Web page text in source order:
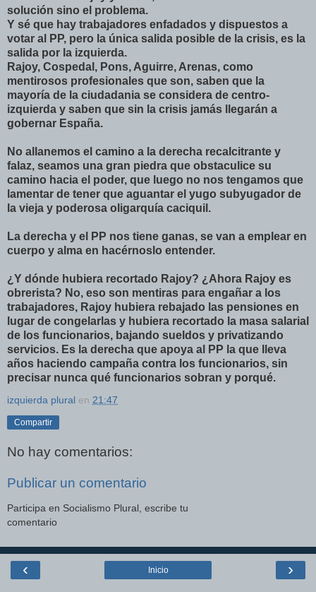
solución sino el problema.
Y sé que hay trabajadores enfadados y dispuestos a
votar al PP, pero la única salida posible de la crisis, es la
salida por la izquierda.
Rajoy, Cospedal, Pons, Aguirre, Arenas, como
mentirosos profesionales que son, saben que la
mayoría de la ciudadania se considera de centro-
izquierda y saben que sin la crisis jamás llegarán a
gobernar España.
No allanemos el camino a la derecha recalcitrante y
falaz, seamos una gran piedra que obstaculice su
camino hacia el poder, que luego no nos tengamos que
lamentar de tener que aguantar el yugo subyugador de
la vieja y poderosa oligarquía caciquil.
La derecha y el PP nos tiene ganas, se van a emplear en
cuerpo y alma en hacérnoslo entender.
¿Y dónde hubiera recortado Rajoy? ¿Ahora Rajoy es
obrerista? No, eso son mentiras para engañar a los
trabajadores, Rajoy hubiera rebajado las pensiones en
lugar de congelarlas y hubiera recortado la masa salarial
de los funcionarios, bajando sueldos y privatizando
servicios. Es la derecha que apoya al PP la que lleva
años haciendo campaña contra los funcionarios, sin
precisar nunca qué funcionarios sobran y porqué.
izquierda plural en 21:47
Compartir
No hay comentarios:
Publicar un comentario
Participa en Socialismo Plural, escribe tu
comentario
‹ ›
Inicio